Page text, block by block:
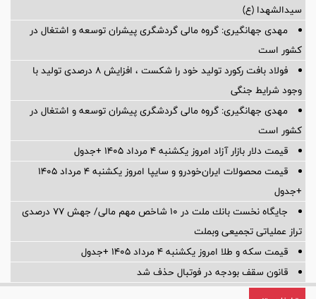
سیدالشهدا (ع)
مهدی جهانگیری: گروه مالی گردشگری پیشران توسعه و اشتغال در
کشور است
فولاد بافت رکورد تولید خود را شکست ، افزایش 8 درصدی تولید با
وجود شرایط جنگی
مهدی جهانگیری: گروه مالی گردشگری پیشران توسعه و اشتغال در
کشور است
قیمت دلار بازار آزاد امروز یکشنبه ۴ مرداد ۱۴۰۵ +جدول
قیمت محصولات ایران‌خودرو و سایپا امروز یکشنبه ۴ مرداد ۱۴۰۵
+جدول
جایگاه نخست بانك ملت در 10 شاخص مهم مالی/ جهش 77 درصدی
تراز عملیاتی تجمیعی وبملت
قیمت سکه و طلا امروز یکشنبه ۴ مرداد ۱۴۰۵ +جدول
قانون سقف بودجه در فوتبال حذف شد